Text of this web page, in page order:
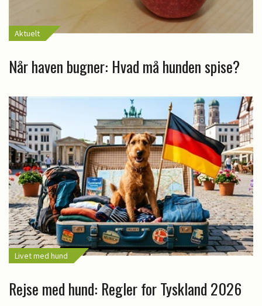
Aktuelt
Når haven bugner: Hvad må hunden spise?
Livet med hund
Rejse med hund: Regler for Tyskland 2026